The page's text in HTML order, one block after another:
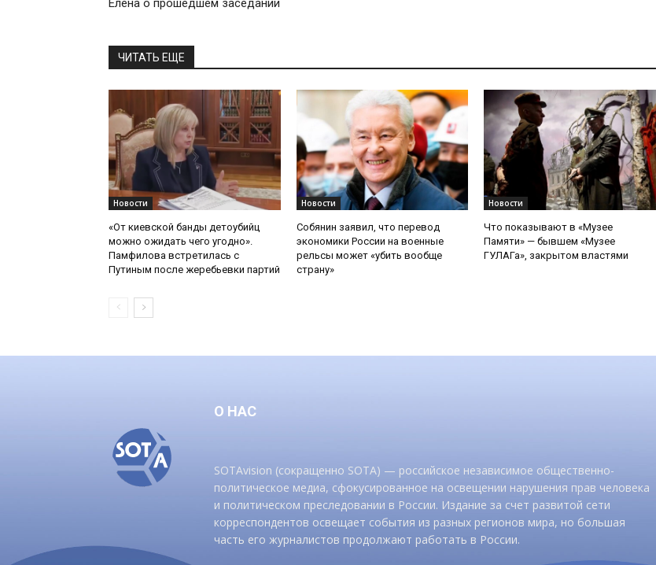
Елена о прошедшем заседании
ЧИТАТЬ ЕЩЕ
Новости
«От киевской банды детоубийц
можно ожидать чего угодно».
Памфилова встретилась с
Путиным после жеребьевки партий
Новости
Собянин заявил, что перевод
экономики России на военные
рельсы может «убить вообще
страну»
Новости
Что показывают в «Музее
Памяти» — бывшем «Музее
ГУЛАГа», закрытом властями
О НАС
SOTAvision (сокращенно SOTA) — российское независимое общественно-
политическое медиа, сфокусированное на освещении нарушения прав человека
и политическом преследовании в России. Издание за счет развитой сети
корреспондентов освещает события из разных регионов мира, но большая
часть его журналистов продолжают работать в России.